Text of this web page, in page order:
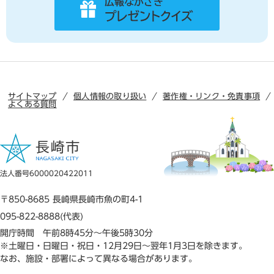
サイトマップ 個人情報の取り扱い
著作権・リンク・免責事項
よくある質問
法人番号6000020422011
〒850-8685 長崎県長崎市魚の町4-1
095-822-8888(代表)
開庁時間 午前8時45分～午後5時30分
※土曜日・日曜日・祝日・12月29日～翌年1月3日を除きます。
なお、施設・部署によって異なる場合があります。